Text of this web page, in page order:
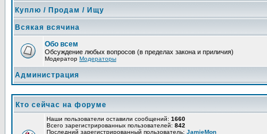
Куплю / Продам / Ищу
Всякая всячина
Обо всем
Обсуждение любых вопросов (в пределах закона и приличия)
Модератор Модераторы
Администрация
Кто сейчас на форуме
Наши пользователи оставили сообщений: 1660
Всего зарегистрированных пользователей: 842
Последний зарегистрированный пользователь: JamieMon